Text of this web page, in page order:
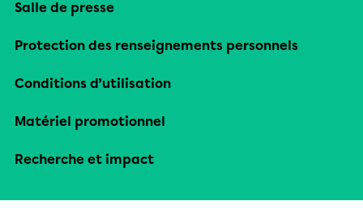
Salle de presse
Protection des renseignements personnels
Conditions d’utilisation
Matériel promotionnel
Recherche et impact